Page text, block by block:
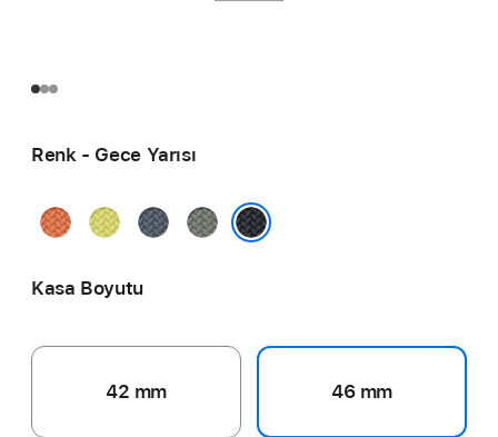
Renk - Gece Yarısı
Zerdeçal
Neon
DemirYeşil
Kasa Boyutu
42 mm 46 mm